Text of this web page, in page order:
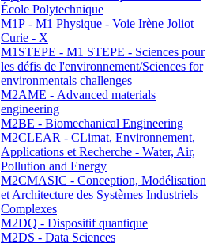
École Polytechnique
M1P - M1 Physique - Voie Irène Joliot
Curie - X
M1STEPE - M1 STEPE - Sciences pour
les défis de l'environnement/Sciences for
environmentals challenges
M2AME - Advanced materials
engineering
M2BE - Biomechanical Engineering
M2CLEAR - CLimat, Environnement,
Applications et Recherche - Water, Air,
Pollution and Energy
M2CMASIC - Conception, Modélisation
et Architecture des Systèmes Industriels
Complexes
M2DQ - Dispositif quantique
M2DS - Data Sciences